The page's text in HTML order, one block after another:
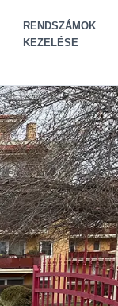
RENDSZÁMOK
KEZELÉSE